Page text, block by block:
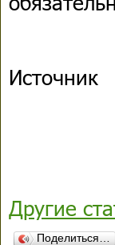
Источник
Другие
Поделиться…